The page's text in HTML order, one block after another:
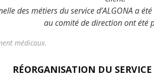
des métiers du service d’ALGONA a
au comité de direction ont été
médicaux.
RÉORGANISATION DU